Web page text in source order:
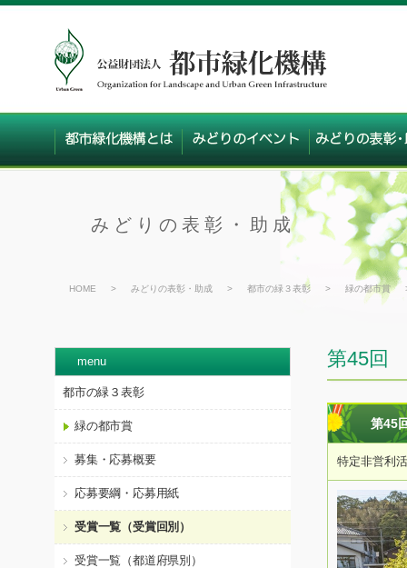
みどりの表彰・助成
HOME > みどりの表彰・助成 > 都市の緑３表彰 > 緑の都市賞
第45回
第45
特定非営利
menu
都市の緑３表彰
緑の都市賞
募集・応募概要
応募要綱・応募用紙
受賞一覧（受賞回別）
受賞一覧（都道府県別）